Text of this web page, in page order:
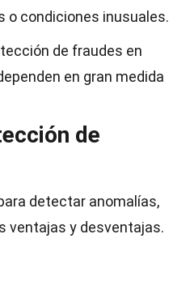
o condiciones inusuales.
de fraudes en
en gran medida
de
detectar anomalías,
ventajas y desventajas.